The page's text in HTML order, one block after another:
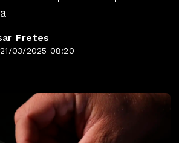
Fretes
03/2025 08:20